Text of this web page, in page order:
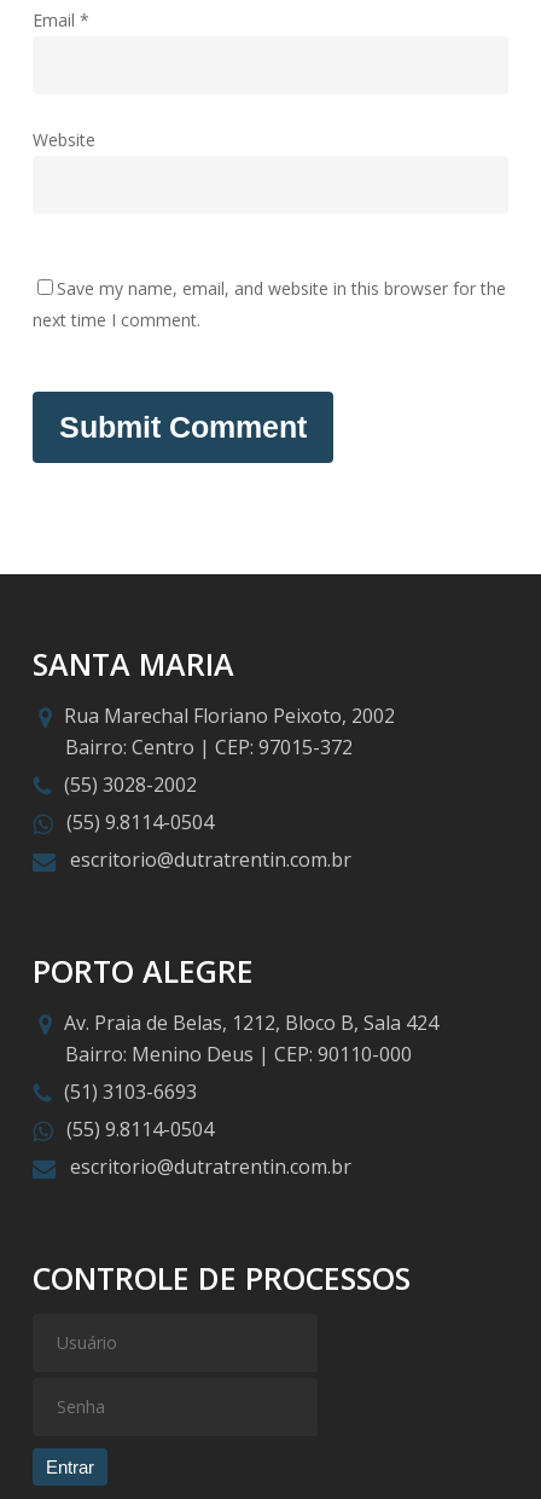
Email *
Website
Save my name, email, and website in this browser for the
next time I comment.
SANTA MARIA
Rua Marechal Floriano Peixoto, 2002
Bairro: Centro | CEP: 97015-372
(55) 3028-2002
(55) 9.8114-0504
escritorio@dutratrentin.com.br
PORTO ALEGRE
Av. Praia de Belas, 1212, Bloco B, Sala 424
Bairro: Menino Deus | CEP: 90110-000
(51) 3103-6693
(55) 9.8114-0504
escritorio@dutratrentin.com.br
CONTROLE DE PROCESSOS
Entrar